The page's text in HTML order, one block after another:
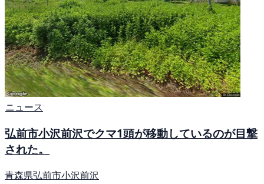
ニュース
弘前市小沢前沢でクマ1頭が移動しているのが目撃
された。
青森県弘前市小沢前沢